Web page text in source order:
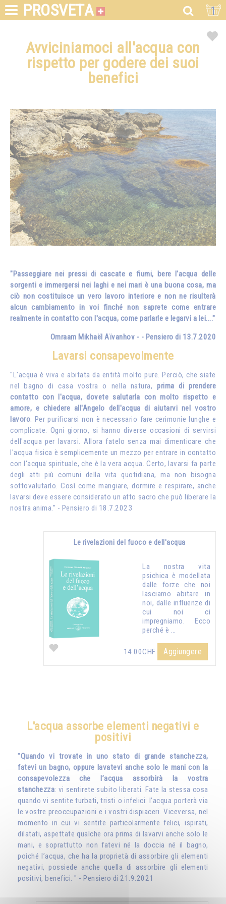
PROSVETA 1
Avviciniamoci all'acqua con
rispetto per godere dei suoi
benefici
"Passeggiare nei pressi di cascate e fiumi, bere l'acqua delle
sorgenti e immergersi nei laghi e nei mari è una buona cosa, ma
ciò non costituisce un vero lavoro interiore e non ne risulterà
alcun cambiamento in voi finché non saprete come entrare
realmente in contatto con l'acqua, come parlarle e legarvi a lei...."
Omraam Mikhaël Aïvanhov - - Pensiero di 13.7.2020
Lavarsi consapevolmente
"L'acqua è viva e abitata da entità molto pure. Perciò, che siate
nel bagno di casa vostra o nella natura,prima di prendere
contatto con l'acqua, dovete salutarla con molto rispetto e
amore, e chiedere all'Angelo dell'acqua di aiutarvi nel vostro
lavoro. Per purificarsi non è necessario fare cerimonie lunghe e
complicate. Ogni giorno, si hanno diverse occasioni di servirsi
dell'acqua per lavarsi. Allora fatelo senza mai dimenticare che
l'acqua fisica è semplicemente un mezzo per entrare in contatto
con l'acqua spirituale, che è la vera acqua. Certo, lavarsi fa parte
degli atti più comuni della vita quotidiana, ma non bisogna
sottovalutarlo. Così come mangiare, dormire e respirare, anche
lavarsi deve essere considerato un atto sacro che può liberare la
nostra anima." - Pensiero di 18.7.2023
Le rivelazioni del fuoco e dell'acqua
La nostra vita
psichica è modellata
dalle forze che noi
lasciamo abitare in
noi, dalle influenze di
cui noi ci
impregniamo. Ecco
perché è …
14.00CHF Aggiungere
L'acqua assorbe elementi negativi e
positivi
"Quando vi trovate in uno stato di grande stanchezza,
fatevi un bagno, oppure lavatevi anche solo le mani con la
consapevolezza che l’acqua assorbirà la vostra
stanchezza: vi sentirete subito liberati. Fate la stessa cosa
quando vi sentite turbati, tristi o infelici: l’acqua porterà via
le vostre preoccupazioni e i vostri dispiaceri. Viceversa, nel
momento in cui vi sentite particolarmente felici, ispirati,
dilatati, aspettate qualche ora prima di lavarvi anche solo le
mani, e soprattutto non fatevi né la doccia né il bagno,
poiché l’acqua, che ha la proprietà di assorbire gli elementi
negativi, possiede anche quella di assorbire gli elementi
positivi, benefici. " - Pensiero di 21.9.2021